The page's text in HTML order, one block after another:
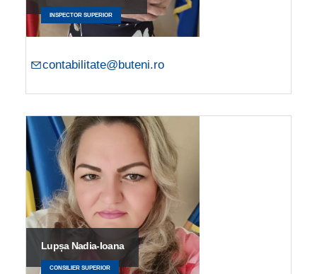
INSPECTOR SUPERIOR
contabilitate@buteni.ro
Lupșa Nadia-Ioana
CONSILIER SUPERIOR